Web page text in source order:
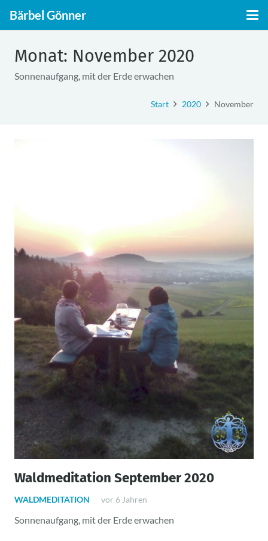
Bärbel Gönner
Monat: November 2020
Sonnenaufgang, mit der Erde erwachen
Start 2020 November
Waldmeditation September 2020
WALDMEDITATION vor 6 Jahren
Sonnenaufgang, mit der Erde erwachen